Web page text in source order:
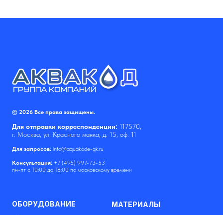
© 2026 Все права защищены.
Для отправки корреспонденции: 117570,
г. Москва, ул. Красного маяка, д. 15, оф. 11
Для запросов: info@aquakode-gk.ru
Консультация: +7 (495) 997-73-53
пн-пт с 10:00 до 18:00 по московскому времени
ОБОРУДОВАНИЕ
МАТЕРИАЛЫ